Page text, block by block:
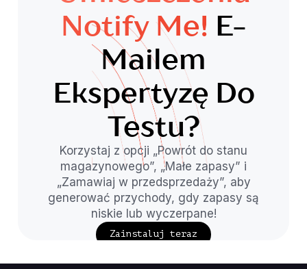
Notify Me! E-
Mailem
Ekspertyzę Do
Testu?
Korzystaj z opcji „Powrót do stanu
magazynowego”, „Małe zapasy” i
„Zamawiaj w przedsprzedaży”, aby
generować przychody, gdy zapasy są
niskie lub wyczerpane!
Zainstaluj teraz